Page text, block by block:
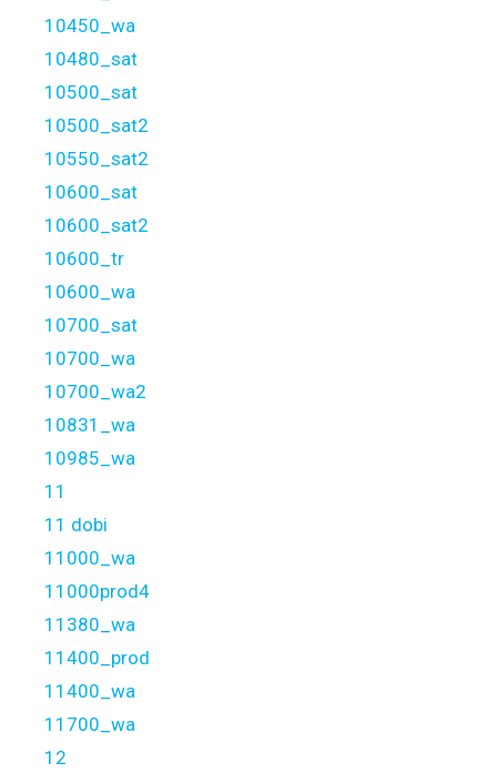
10450_wa
10480_sat
10500_sat
10500_sat2
10550_sat2
10600_sat
10600_sat2
10600_tr
10600_wa
10700_sat
10700_wa
10700_wa2
10831_wa
10985_wa
11
11 dobi
11000_wa
11000prod4
11380_wa
11400_prod
11400_wa
11700_wa
12